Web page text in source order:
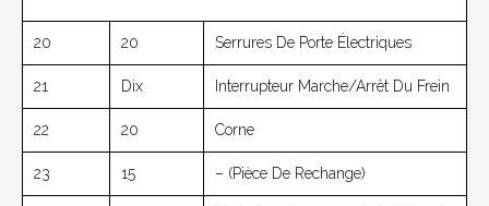
20 20 Serrures De Porte Électriques
21 Dix Interrupteur Marche/arrêt Du Frein
22 20 Corne
23 15 – (pièce De Rechange)